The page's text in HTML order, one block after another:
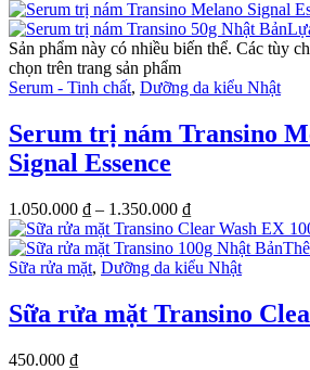
Sản phẩm này có nhiều biến thể. Các tùy
chọn trên trang sản phẩm
Serum - Tinh chất, Dưỡng da kiểu Nhật
Serum trị nám Transino
Signal Essence
1.050.000 ₫ – 1.350.000 ₫
Sữa rửa mặt, Dưỡng da kiểu Nhật
Sữa rửa mặt Transino
450.000 ₫